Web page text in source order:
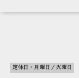
定休日・月曜日／火曜日